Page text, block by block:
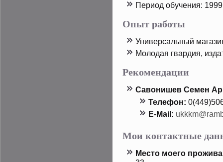
Период обучения:
Опыт работы
Универсальный
Молодая гвардия,
Рекомендации
Савонишев Семен
Телефон:
E-Mail:
Мои контактные
Местο мοего